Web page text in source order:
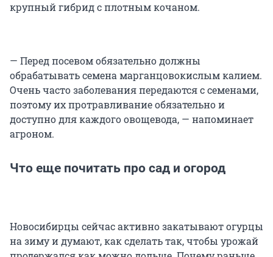
крупный гибрид с плотным кочаном.
— Перед посевом обязательно должны
обрабатывать семена марганцовокислым калием.
Очень часто заболевания передаются с семенами,
поэтому их протравливание обязательно и
доступно для каждого овощевода, — напоминает
агроном.
Что еще почитать про сад и огород
Новосибирцы сейчас активно закатывают огурцы
на зиму и думают, как сделать так, чтобы урожай